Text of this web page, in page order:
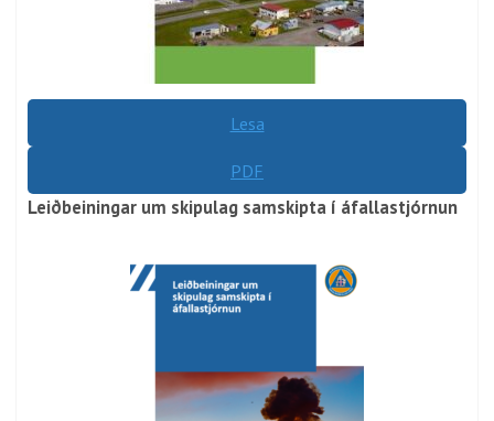
Lesa
PDF
Leiðbeiningar um skipulag samskipta í áfallastjórnun